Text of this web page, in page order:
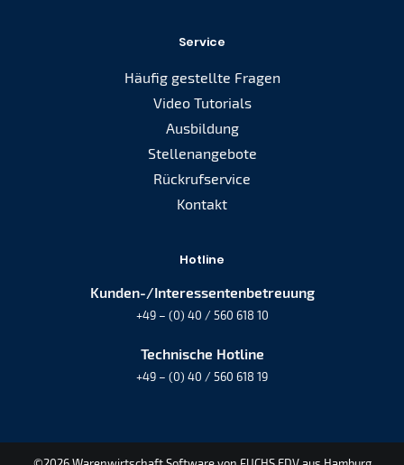
Service
Häufig gestellte Fragen
Video Tutorials
Ausbildung
Stellenangebote
Rückrufservice
Kontakt
Hotline
Kunden-/Interessentenbetreuung
+49 – (0) 40 / 560 618 10
Technische Hotline
+49 – (0) 40 / 560 618 19